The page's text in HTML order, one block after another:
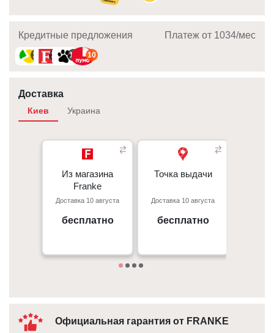
Кредитные предложения Платеж от 1034/мec
10 10 10 10
Доставка
Киев Украина
Из магазина
Franke
Доставка 10 августа
бесплатно
Из магазина
Franke
Киев, пр. С. Бандеры 23, ТЦ
Gorodok Gallery
Точка выдачи
Доставка 10 августа
бесплатно
Точка выдачи
г. Киев пр. Отрадный, 95к
09:00 - 18:00
Официальная гарантия от FRANKE